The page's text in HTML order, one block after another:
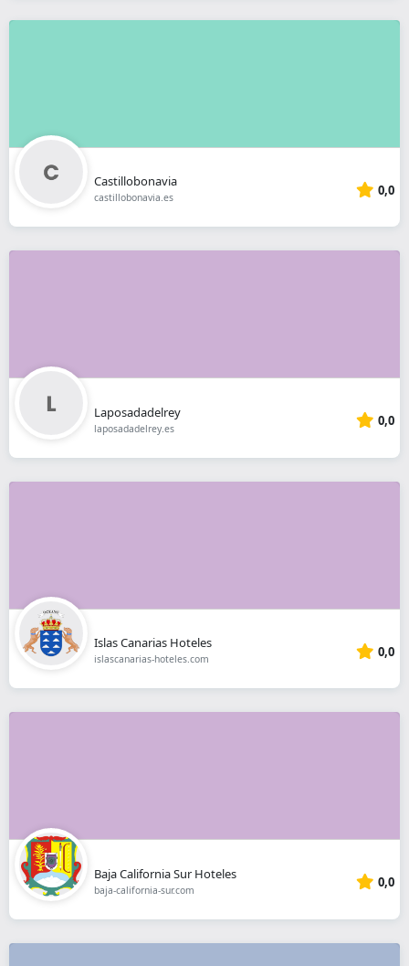
Castillobonavia
castillobonavia.es 0,0
Laposadadelrey
laposadadelrey.es 0,0
Islas Canarias Hoteles
islascanarias-hoteles.com 0,0
Baja California Sur Hoteles
baja-california-sur.com 0,0